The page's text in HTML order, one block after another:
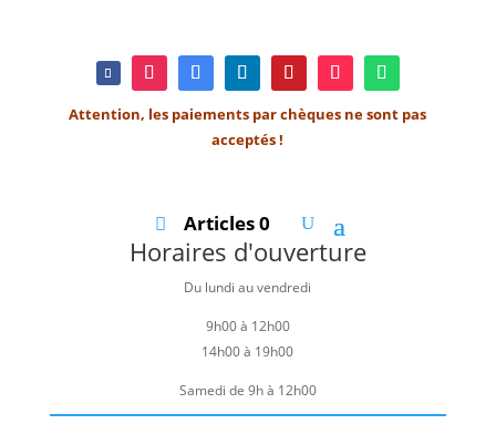
Attention, les paiements par chèques ne sont pas
acceptés !
Articles 0
Horaires d'ouverture
Du lundi au vendredi
9h00 à 12h00
14h00 à 19h00
Samedi de 9h à 12h00